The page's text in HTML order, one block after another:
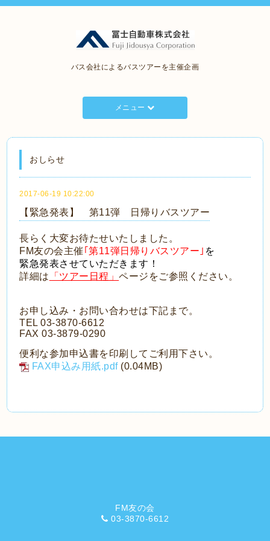
バス会社によるバスツアーを主催企画
メニュー
おしらせ
2017-06-19 10:22:00
【緊急発表】 第11弾 日帰りバスツアー
長らく大変お待たせいたしました。
FM友の会主催 ｢第11弾日帰りバスツアー｣ を
緊急発表させていただきます！
詳細は
「ツアー日程」ページをご参照ください。
お申し込み・お問い合わせは下記まで。
TEL 03-3870-6612
FAX 03-3879-0290
便利な参加申込書を印刷してご利用下さい。
FAX申込み用紙.pdf(0.04MB)
FM友の会
03-3870-6612